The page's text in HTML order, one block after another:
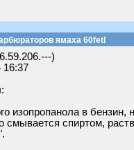
ямаха 60fetl
)
изопропанола в бензин,
смывается спиртом,